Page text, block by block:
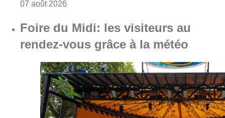
07 août 2026
Foire du Midi: les visiteurs au
rendez-vous grâce à la météo